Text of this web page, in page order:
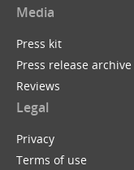
Media
Press kit
Press release archive
Reviews
Legal
Privacy
Terms of use